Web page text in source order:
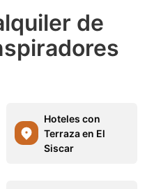
de
Hoteles con
Terraza en El
Siscar